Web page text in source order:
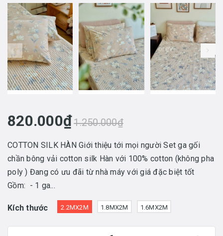
prev
820.000₫1.250.000₫
COTTON SILK HÀN Giới thiệu tới mọi người Set ga gối
chần bông vải cotton silk Hàn với 100% cotton (không pha
poly ) Đang có ưu đãi từ nhà máy với giá đặc biệt tốt
Gồm: - 1 ga...
Kích thước 2.2MX2M 1.8MX2M 1.6MX2M